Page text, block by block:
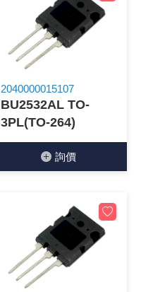
2040000015107
BU2532AL TO-
3PL(TO-264)
詢價